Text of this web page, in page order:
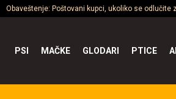
Obaveštenje: Poštovani kupci, ukoliko se
PSI MAČKE GLODARI PTICE